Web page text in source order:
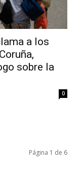
a los
sobre la
0
Página 1 de 6